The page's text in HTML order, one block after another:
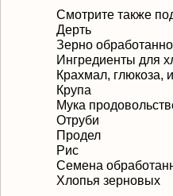
Смотрите также
Дерть
Зерно
Ингредиенты для
Крахмал, глюкоза,
Крупа
Мука
Отруби
Продел
Рис
Семена
Хлопья зерновых